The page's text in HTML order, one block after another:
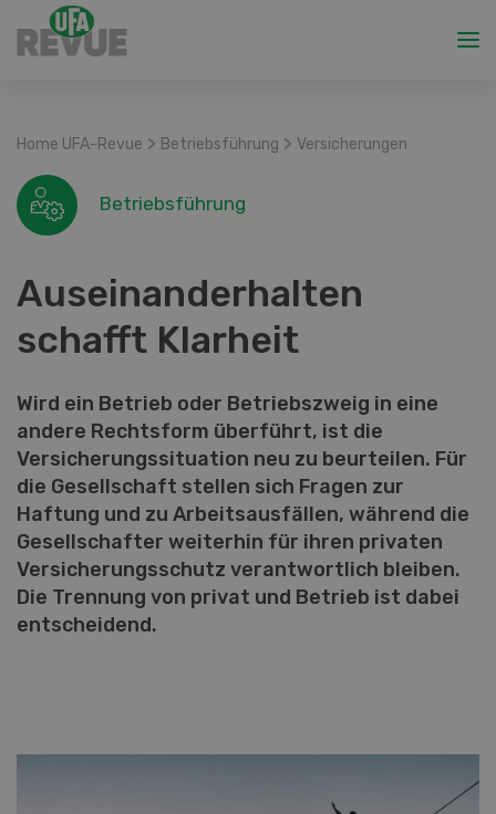
Home UFA-Revue > Betriebsführung > Versicherungen
Betriebsführung
Auseinanderhalten
schafft Klarheit
Wird ein Betrieb oder Betriebszweig in eine
andere Rechtsform überführt, ist die
Versicherungssituation neu zu beurteilen. Für
die Gesellschaft stellen sich Fragen zur
Haftung und zu Arbeitsausfällen, während die
Gesellschafter weiterhin für ihren privaten
Versicherungsschutz verantwortlich bleiben.
Die Trennung von privat und Betrieb ist dabei
entscheidend.